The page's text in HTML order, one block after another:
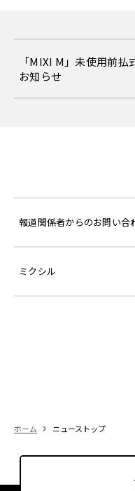
「MIXI M」未使用前
お知らせ
報道関係者からのお問い合
ミクシル
ホーム ニューストップ